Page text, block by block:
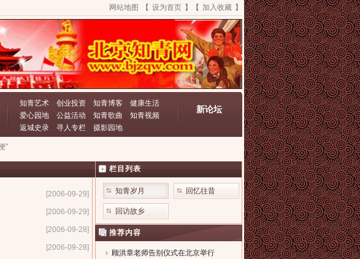
网站地图 【 设为首页 】【 加入收藏 】
知青艺术 创业投资 知青博客
健康生活
爱心园地
公益活动 知青歌曲
知青视频
返城史录
寻人专栏 摄影园地
新论坛
”
[2006-09-29]
[2006-09-29]
[2006-09-28]
[2006-09-28]
栏目列表
知青岁月 回忆往昔
回访故乡
推荐内容
顾洪章老师告别仪式在北京举行